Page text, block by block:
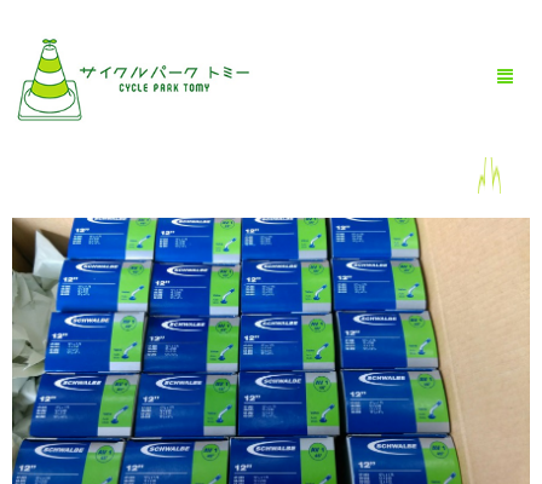
HOME
全商品一覧
BLOG
店舗情報
お問い合わせ